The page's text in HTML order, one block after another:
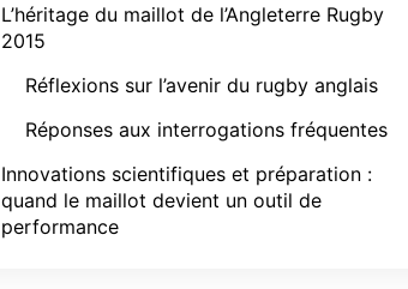
L’héritage du maillot de l’Angleterre Rugby
2015
Réflexions sur l’avenir du rugby anglais
Réponses aux interrogations fréquentes
Innovations scientifiques et préparation :
quand le maillot devient un outil de
performance